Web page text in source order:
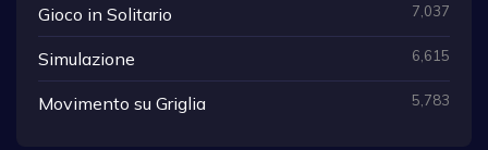
Gioco in Solitario 7,037
Simulazione 6,615
Movimento su Griglia 5,783